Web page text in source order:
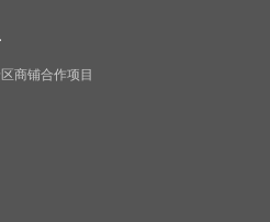
商铺合作项目